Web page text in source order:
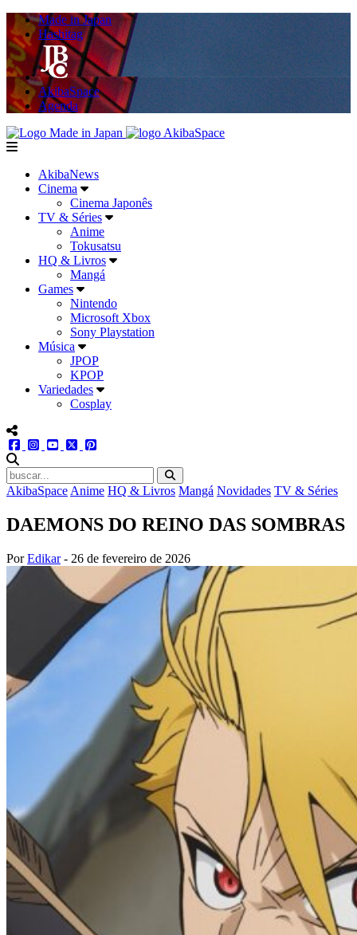
Made in Japan
Hashitag
AkibaSpace
Agenda
Powered By Made in Japan
AkibaSpace
menu
AkibaNews
Cinema
Cinema Japonês
TV & Séries
Anime
Tokusatsu
HQ & Livros
Mangá
Games
Nintendo
Microsoft Xbox
Sony Playstation
Música
JPOP
KPOP
Variedades
Cosplay
menu redes social
facebookinstagram
youtube
twitter
AkibaSpace Anime HQ & Livros Mangá Novidades TV & Séries
DAEMONS DO REINO DAS SOMBRAS
PorEdikar- 26 de fevereiro de 2026